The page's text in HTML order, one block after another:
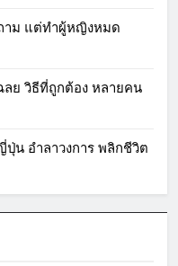
าม แต่ทำผู้หญิงหมด
ลย วิธีที่ถูกต้อง หลายคน
น อำลาวงการ พลิกชีวิต